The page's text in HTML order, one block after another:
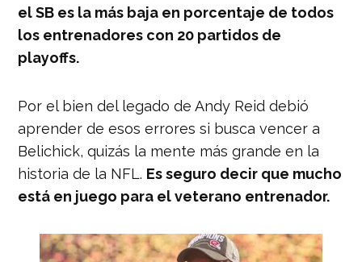
el SB es la más baja en porcentaje de todos
los entrenadores con 20 partidos de
playoffs.
Por el bien del legado de Andy Reid debió
aprender de esos errores si busca vencer a
Belichick, quizás la mente más grande en la
historia de la NFL. Es seguro decir que mucho
está en juego para el veterano entrenador.